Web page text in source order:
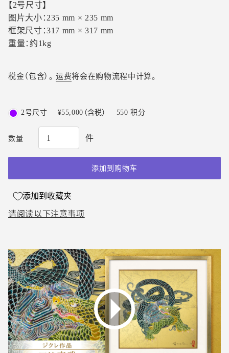
【2号尺寸】
图片大小：235 mm × 235 mm
框架尺寸：317 mm × 317 mm
重量：约1kg
税金（包含）。运费将会在购物流程中计算。
2号尺寸 ¥55,000 （含税） 550 积分
数量 件
添加到购物车
添加到收藏夹
请阅读以下注意事项
品
添
加
到
您
的
购
物